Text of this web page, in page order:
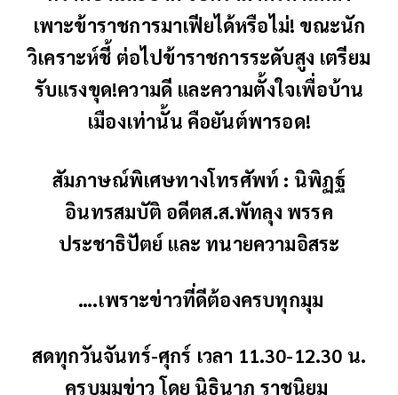
เพาะข้าราชการมาเฟียได้หรือไม่! ขณะนัก
วิเคราะห์ชี้ ต่อไปข้าราชการระดับสูง เตรียม
รับแรงขุด!ความดี และความตั้งใจเพื่อบ้าน
เมืองเท่านั้น คือยันต์พารอด!
สัมภาษณ์พิเศษทางโทรศัพท์ : นิพิฏฐ์
อินทรสมบัติ อดีตส.ส.พัทลุง พรรค
ประชาธิปัตย์ และ ทนายความอิสระ
….เพราะข่าวที่ดีต้องครบทุกมุม
สดทุกวันจันทร์-ศุกร์ เวลา 11.30-12.30 น.
ครบมุมข่าว โดย นิธินาฏ ราชนิยม